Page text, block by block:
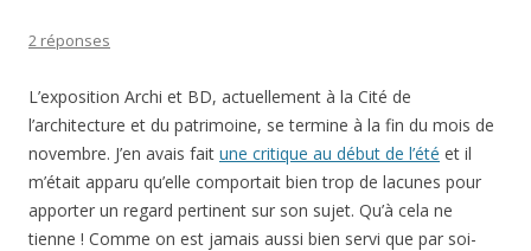
2 réponses
L’exposition Archi et BD, actuellement à la Cité de
l’architecture et du patrimoine, se termine à la fin du mois de
novembre. J’en avais fait une critique au début de l’été et il
m’était apparu qu’elle comportait bien trop de lacunes pour
apporter un regard pertinent sur son sujet. Qu’à cela ne
tienne ! Comme on est jamais aussi bien servi que par soi-